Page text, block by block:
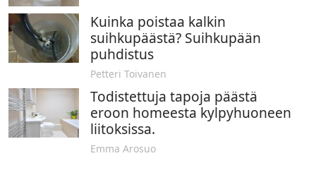
Kuinka poistaa kalkin
suihkupäästä? Suihkupään
puhdistus
Petteri Toivanen
Todistettuja tapoja päästä
eroon homeesta kylpyhuoneen
liitoksissa.
Emma Arosuo